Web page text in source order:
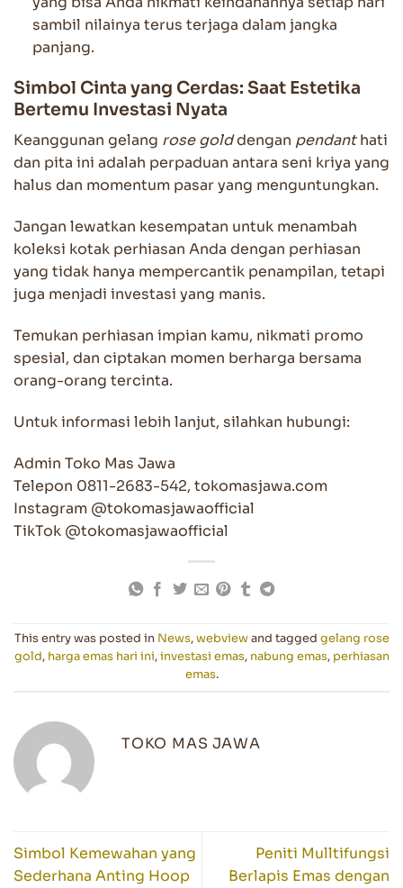
sambil nilainya terus terjaga dalam jangka
panjang.
Simbol Cinta yang Cerdas: Saat Estetika
Bertemu Investasi Nyata
Keanggunan gelang rose golddengan pendanthati
dan pita ini adalah perpaduan antara seni kriya yang
halus dan momentum pasar yang menguntungkan.
Jangan lewatkan kesempatan untuk menambah
koleksi kotak perhiasan Anda dengan perhiasan
yang tidak hanya mempercantik penampilan, tetapi
juga menjadi investasi yang manis.
Temukan perhiasan impian kamu, nikmati promo
spesial, dan ciptakan momen berharga bersama
orang-orang tercinta.
Untuk informasi lebih lanjut, silahkan hubungi:
Admin Toko Mas Jawa
Telepon 0811-2683-542, tokomasjawa.com
Instagram @tokomasjawaofficial
TikTok @tokomasjawaofficial
This entry was posted in News,webviewand tagged gelang rose
gold, harga emas hari ini,investasi emas, nabung emas, perhiasan
emas.
TOKO MAS JAWA
Simbol Kemewahan yang
Sederhana Anting Hoop
Peniti Mulltifungsi
Berlapis Emas dengan